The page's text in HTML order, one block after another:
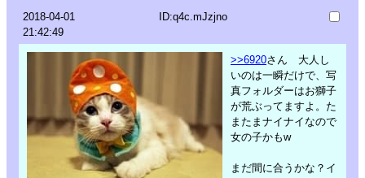
2018-04-01
21:42:49
ID:q4c.mJzjno
>>6920さん 大人し
いのは一瞬だけで、写
真フォルダーはお獅子
が荒ぶってますよ。た
またまナイナイなので
女の子かもw
まだ間に合うかな？イ